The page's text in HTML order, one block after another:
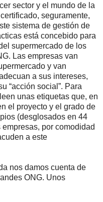
sector y el mundo de la
seguramente,
sistema de gestión de
está concebido para
supermercado de los
Las empresas van
y van
a sus intereses,
“acción social”. Para
unas etiquetas que, en
el proyecto y el grado de
(desglosados en 44
por comodidad
a este
nos damos cuenta de
ONG. Unos